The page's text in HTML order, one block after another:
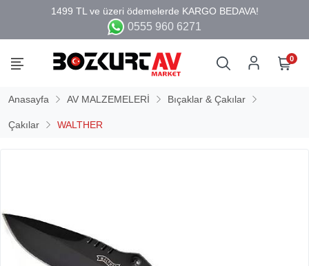
0555 960 6271
0
Anasayfa AV MALZEMELERİ Bıçaklar & Çakılar
Çakılar WALTHER